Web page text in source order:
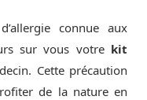
connue aux
sur vous votre kit
Cette précaution
de la nature en